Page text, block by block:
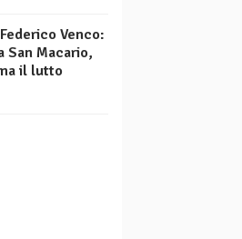
Venco:
San Macario,
il lutto